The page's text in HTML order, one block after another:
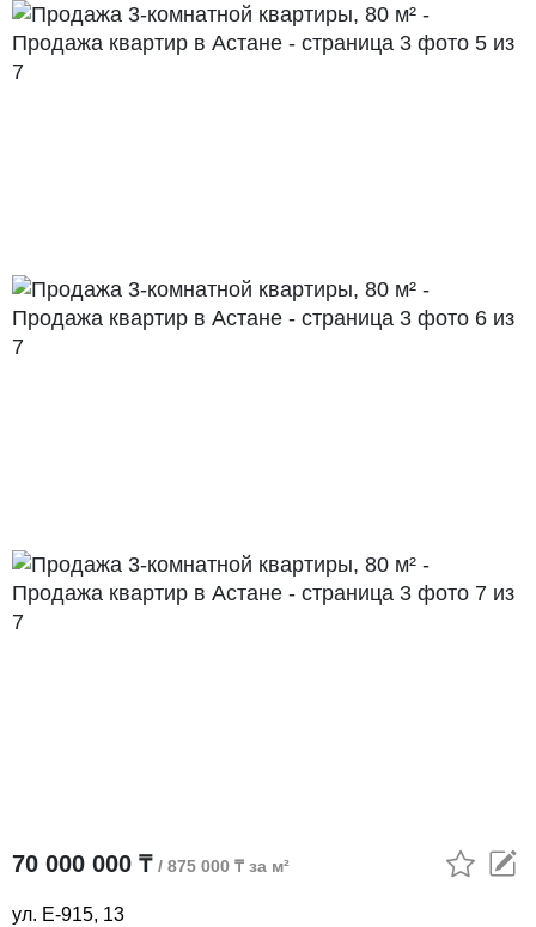
70 000 000 ₸ / 875 000 ₸ за м²
ул. Е-915, 13